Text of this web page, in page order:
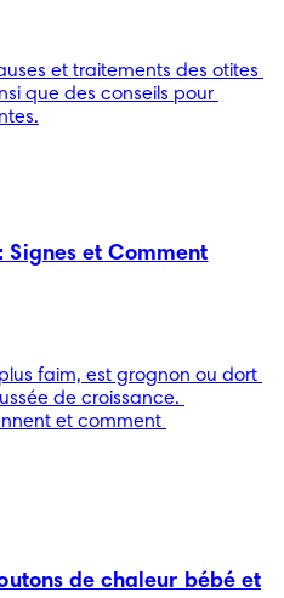
et traitements des otites
que des conseils pour
Signes et Comment
faim, est grognon ou dort
de croissance.
et comment
de chaleur bébé et